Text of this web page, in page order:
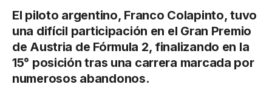
El piloto argentino, Franco Colapinto, tuvo
una difícil participación en el Gran Premio
de Austria de Fórmula 2, finalizando en la
15° posición tras una carrera marcada por
numerosos abandonos.